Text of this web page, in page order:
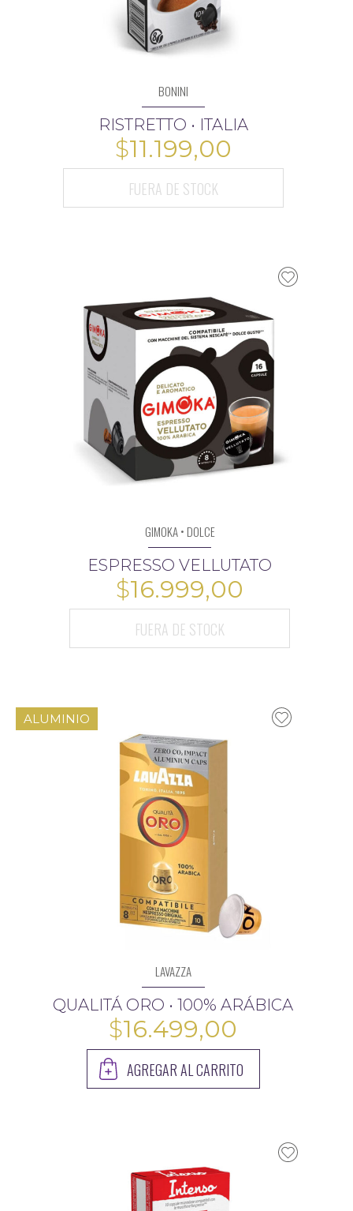
BONINI
RISTRETTO • ITALIA
$11.199,00
FUERA DE STOCK
GIMOKA • DOLCE
ESPRESSO VELLUTATO
$16.999,00
FUERA DE STOCK
ALUMINIO
LAVAZZA
QUALITÁ ORO • 100% ARÁBICA
$16.499,00
AGREGAR AL CARRITO